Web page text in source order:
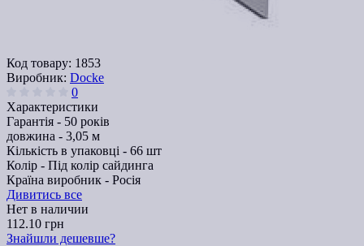
Код товару: 1853
Виробник: Docke
0
Характеристики
Гарантія - 50 років
довжина - 3,05 м
Кількість в упаковці - 66 шт
Колір - Під колір сайдинга
Країна виробник - Росія
Дивитись все
Нет в наличии
112.10 грн
Знайшли дешевше?